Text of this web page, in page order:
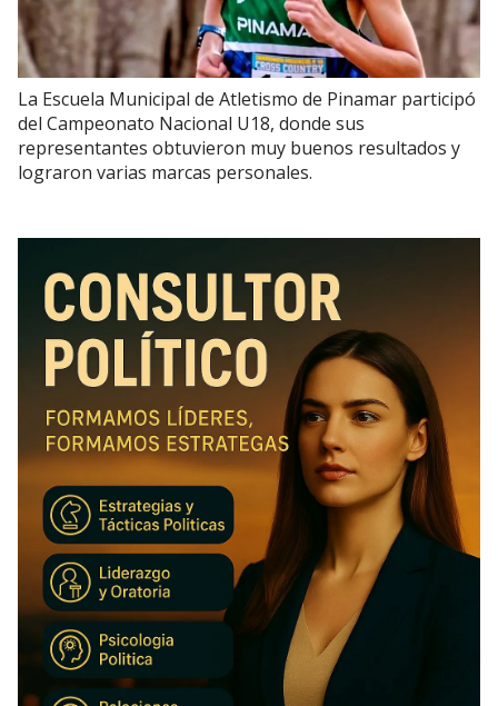
La Escuela Municipal de Atletismo de Pinamar participó
del Campeonato Nacional U18, donde sus
representantes obtuvieron muy buenos resultados y
lograron varias marcas personales.